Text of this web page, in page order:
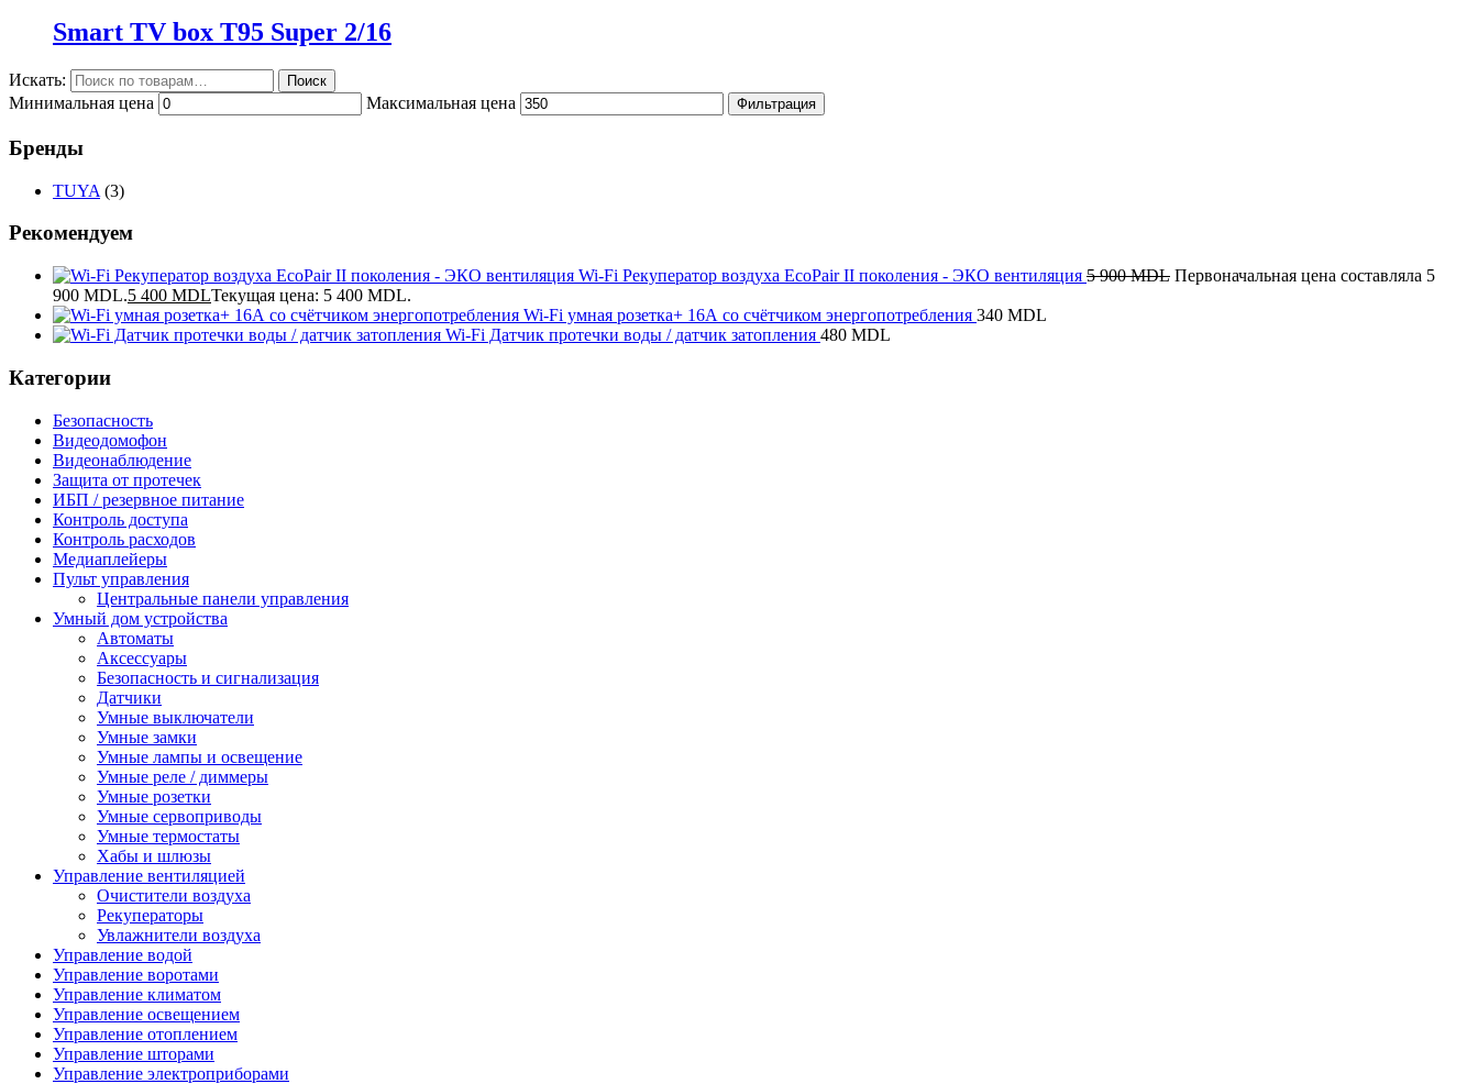
Smart TV box T95 Super 2/16
Искать: Поиск
Минимальная цена Максимальная цена Фильтрация
Бренды
TUYA (3)
Рекомендуем
Wi-Fi Рекуператор воздуха EcoPair II поколения - ЭКО вентиляция 5 900MDL Первоначальная цена составляла 5
900 MDL.5 400 MDLТекущая цена: 5 400 MDL.
Wi-Fi умная розетка+ 16А со счётчиком энергопотребления 340 MDL
Wi-Fi Датчик протечки воды / датчик затопления 480 MDL
Категории
Безопасность
Видеодомофон
Видеонаблюдение
Защита от протечек
ИБП / резервное питание
Контроль доступа
Контроль расходов
Медиаплейеры
Пульт управления
Центральные панели управления
Умный дом устройства
Автоматы
Аксессуары
Безопасность и сигнализация
Датчики
Умные выключатели
Умные замки
Умные лампы и освещение
Умные реле / диммеры
Умные розетки
Умные сервоприводы
Умные термостаты
Хабы и шлюзы
Управление вентиляцией
Очистители воздуха
Рекуператоры
Увлажнители воздуха
Управление водой
Управление воротами
Управление климатом
Управление освещением
Управление отоплением
Управление шторами
Управление электроприборами